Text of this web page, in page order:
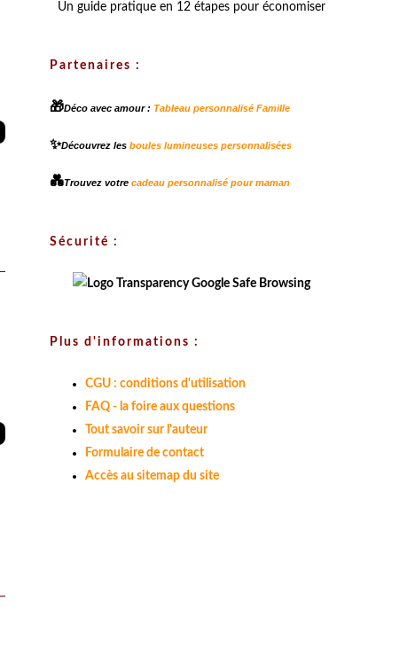
Un guide pratique en 12 étapes pour économiser
Partenaires :
🎁Déco avec amour : Tableau personnalisé Famille
✨Découvrez les boules lumineuses personnalisées
💑Trouvez votre cadeau personnalisé pour maman
Sécurité :
Plus d'informations :
CGU : conditions d'utilisation
FAQ - la foire aux questions
Tout savoir sur l'auteur
Formulaire de contact
Accès au sitemap du site